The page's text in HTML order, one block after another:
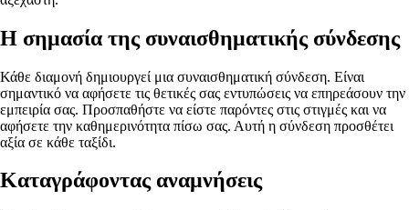
Η σημασία της συναισθηματικής σύνδεσης
Κάθε διαμονή δημιουργεί μια συναισθηματική σύνδεση. Είναι
σημαντικό να αφήσετε τις θετικές σας εντυπώσεις να επηρεάσουν την
εμπειρία σας. Προσπαθήστε να είστε παρόντες στις στιγμές και να
αφήσετε την καθημερινότητα πίσω σας. Αυτή η σύνδεση προσθέτει
αξία σε κάθε ταξίδι.
Καταγράφοντας αναμνήσεις